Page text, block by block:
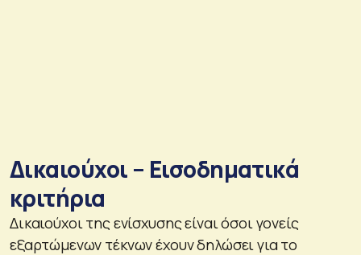
Δικαιούχοι – Εισοδηματικά
κριτήρια
Δικαιούχοι της ενίσχυσης είναι όσοι γονείς
εξαρτώμενων τέκνων έχουν δηλώσει για το